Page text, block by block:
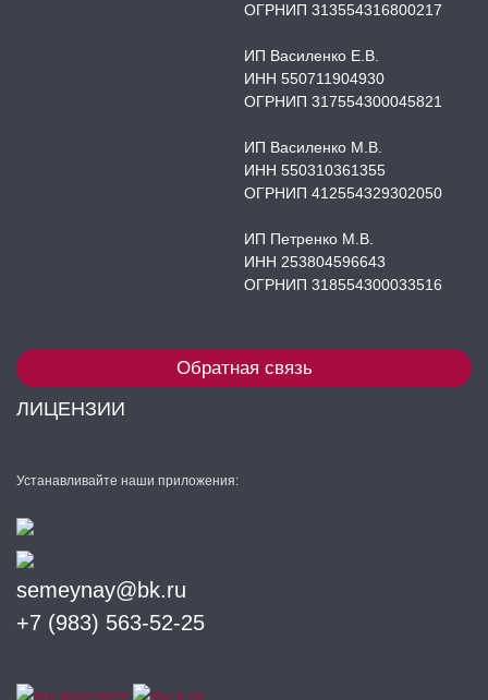
ОГРНИП 313554316800217
ИП Василенко Е.В.
ИНН 550711904930
ОГРНИП 317554300045821
ИП Василенко М.В.
ИНН 550310361355
ОГРНИП 412554329302050
ИП Петренко М.В.
ИНН 253804596643
ОГРНИП 318554300033516
Обратная связь
ЛИЦЕНЗИИ
Устанавливайте наши приложения:
semeynay@bk.ru
+7 (983) 563-52-25